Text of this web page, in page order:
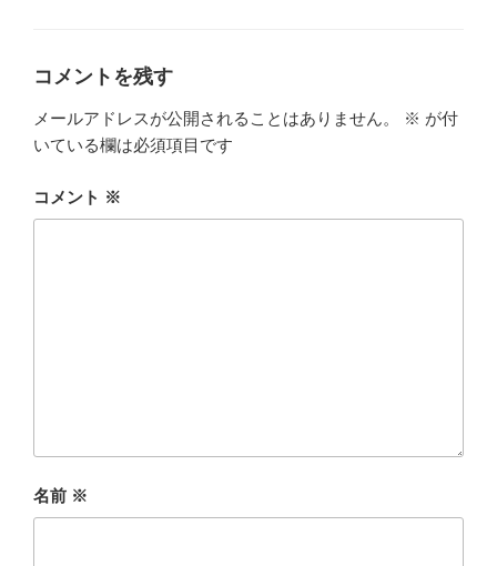
コメントを残す
メールアドレスが公開されることはありません。 ※ が付
いている欄は必須項目です
コメント ※
名前 ※